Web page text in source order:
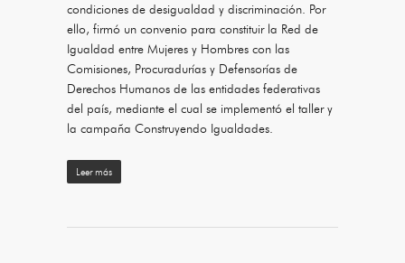
condiciones de desigualdad y discriminación. Por
ello, firmó un convenio para constituir la Red de
Igualdad entre Mujeres y Hombres con las
Comisiones, Procuradurías y Defensorías de
Derechos Humanos de las entidades federativas
del país, mediante el cual se implementó el taller y
la campaña Construyendo Igualdades.
Leer más